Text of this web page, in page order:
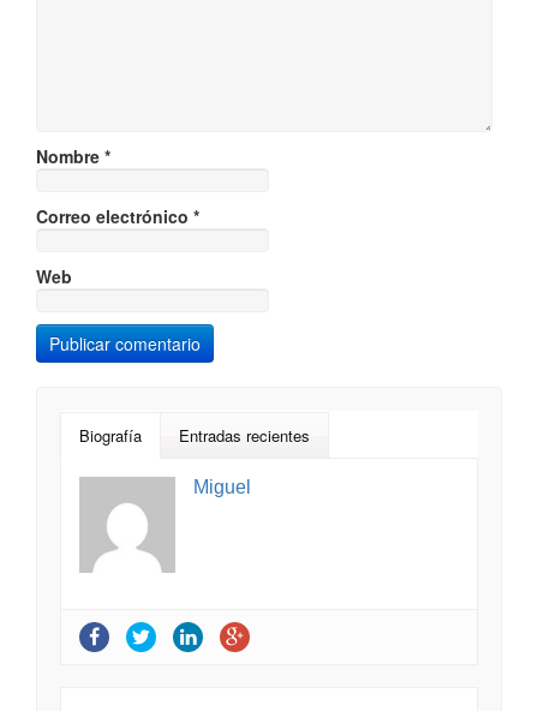
Nombre *
Correo electrónico *
Web
Biografía Entradas recientes
Miguel
Introducción al FOREX - 21 Enero, 2015
Altman Z-Score